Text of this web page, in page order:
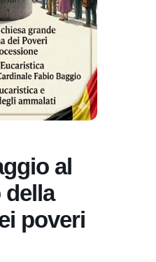
al
della
poveri